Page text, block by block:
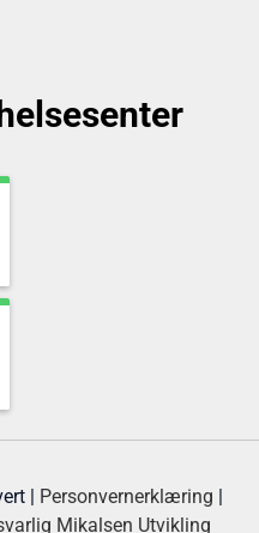
| Personvernerklæring |
Mikalsen Utvikling